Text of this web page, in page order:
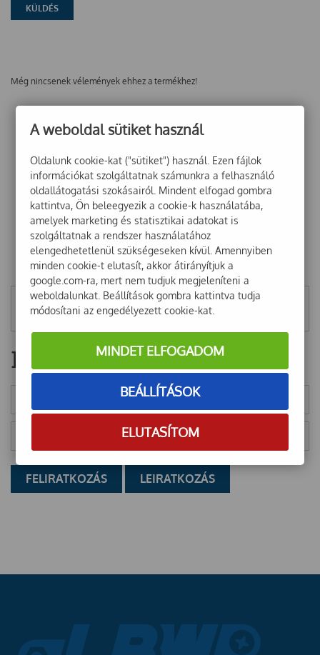
Még nincsenek vélemények ehhez a termékhez!
Mentett szűrők
Hírlevél
A weboldal sütiket használ
Oldalunk cookie-kat ("sütiket") használ. Ezen fájlok
információkat szolgáltatnak számunkra a felhasználó
oldallátogatási szokásairól. Mindent elfogad gombra
kattintva, Ön beleegyezik a cookie-k használatába,
amelyek marketing és statisztikai adatokat is
szolgáltatnak a rendszer használatához
elengedhetetlenül szükségeseken kívül. Amennyiben
minden cookie-t elutasít, akkor átirányítjuk a
google.com-ra, mert nem tudjuk megjeleníteni a
weboldalunkat. Beállítások gombra kattintva tudja
módosítani az engedélyezett cookie-kat.
MINDET ELFOGADOM
BEÁLLÍTÁSOK
ELUTASÍTOM